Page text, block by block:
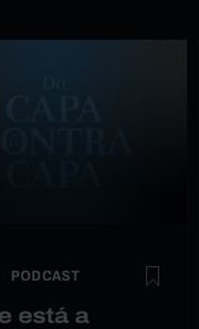
PODCAST
está a